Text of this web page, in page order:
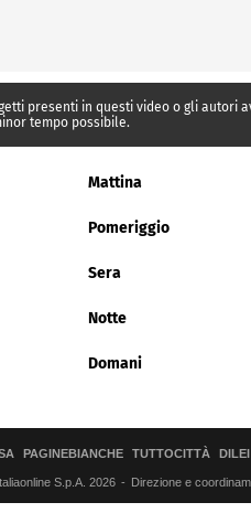
presenti in questi video o gli
tempo possibile.
Mattina
Pomeriggio
Sera
Notte
Domani
PAGINEBIANCHE TUTTOCITTÀ DILEI
S.p.A. 2026 Direzione e